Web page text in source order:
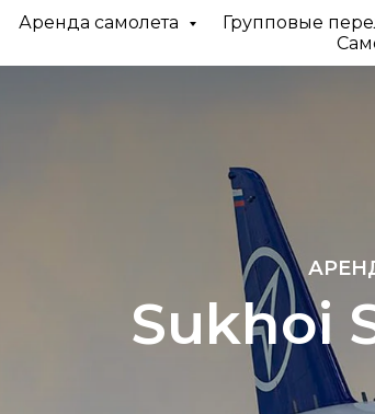
Аренда самолета Групповые
Sukhoi